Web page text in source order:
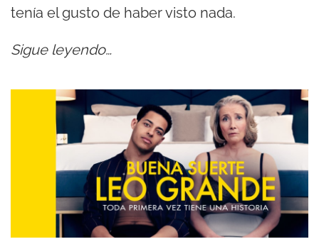
tenía el gusto de haber visto nada.
Sigue leyendo…